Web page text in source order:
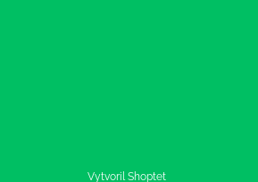
Vytvoril Shoptet